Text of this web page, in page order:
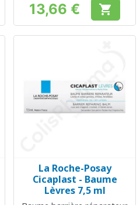
Prix
13,66 € 
La Roche-Posay
Cicaplast - Baume
Lèvres 7,5 ml